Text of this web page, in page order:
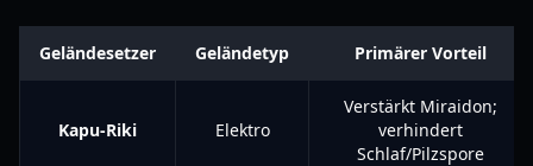
Geländesetzer Geländetyp Primärer Vorteil
Kapu-Riki Elektro
Verstärkt Miraidon;
verhindert
Schlaf/Pilzspore